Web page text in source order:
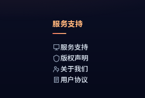
服务支持
服务支持
版权声明
关于我们
用户协议